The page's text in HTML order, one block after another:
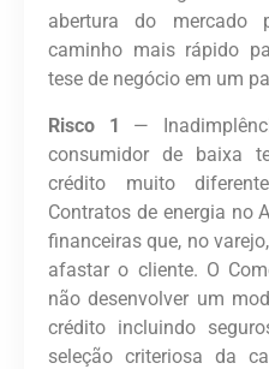
abertura do
caminho mais rápido
tese de negócio em um
Risco 1 —
consumidor de baixa
crédito muito
Contratos de energia no
financeiras que, no
afastar o cliente. O
não desenvolver um
crédito incluindo
seleção criteriosa da